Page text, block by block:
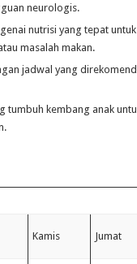
neurologis.
nutrisi yang tepat
masalah makan.
jadwal yang
tumbuh kembang anak
Kamis Jumat